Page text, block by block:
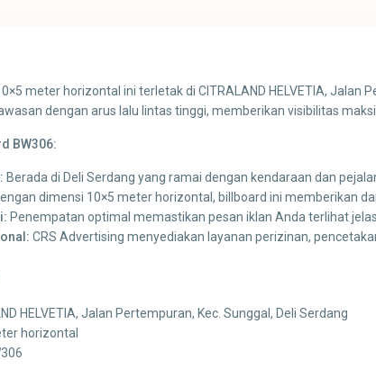
meter horizontal ini terletak di CITRALAND HELVETIA, Jalan
dengan arus lalu lintas tinggi, memberikan visibilitas
BW306:
Berada di Deli Serdang yang ramai dengan kendaraan dan
dimensi 10×5 meter horizontal, billboard ini memberikan
Penempatan optimal memastikan pesan iklan Anda terlihat
CRS Advertising menyediakan layanan perizinan,
HELVETIA, Jalan Pertempuran, Kec. Sunggal, Deli Serdang
horizontal